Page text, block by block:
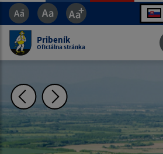
Pribeník
Oficiálna stránka